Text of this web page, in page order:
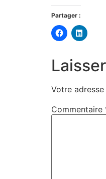
Partager :
Cliquez
pour
dans
une
Cliquez
pour
dans
une
Votre
Commentaire